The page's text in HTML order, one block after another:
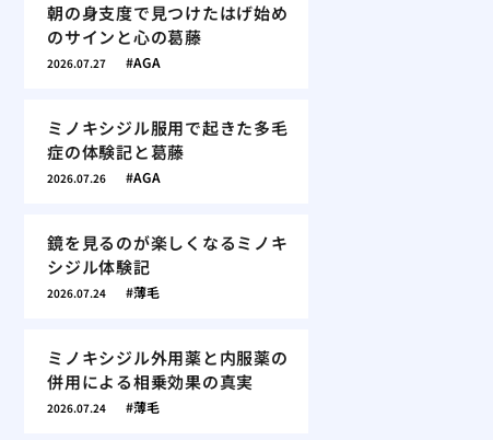
朝の身支度で見つけたはげ始め
のサインと心の葛藤
2026.07.27 AGA
ミノキシジル服用で起きた多毛
症の体験記と葛藤
2026.07.26 AGA
鏡を見るのが楽しくなるミノキ
シジル体験記
2026.07.24 薄毛
ミノキシジル外用薬と内服薬の
併用による相乗効果の真実
2026.07.24 薄毛